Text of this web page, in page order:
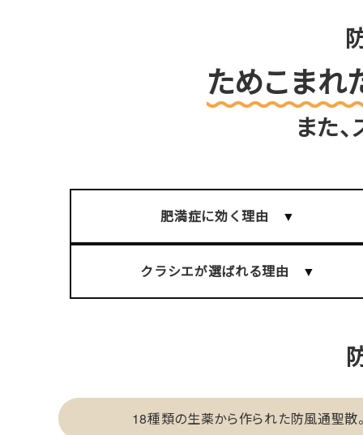
ためこまれ
また
肥満症に効く理由
クラシエが選ばれる理由
18種類の生薬から作られた防風通聖散